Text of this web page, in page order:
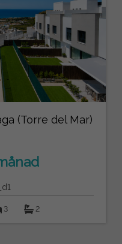
(Torre del Mar)
3 2